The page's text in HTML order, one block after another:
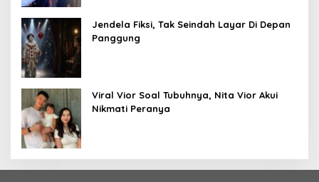
Jendela Fiksi, Tak Seindah Layar Di Depan
Panggung
Viral Vior Soal Tubuhnya, Nita Vior Akui
Nikmati Peranya